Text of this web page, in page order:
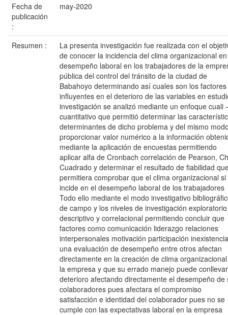
Fecha de
publicación
:
may-2020
Resumen :
La presenta investigación fue realizada con el
de conocer la incidencia del clima organizacional
desempeño laboral en los trabajadores de la
pública del control del tránsito de la ciudad de
Babahoyo determinando así cuales son los factores
influyentes en el deterioro de las variables en
investigación se analizó mediante un enfoque cuali
cuantitativo que permitió determinar las
determinantes de dicho problema y del mismo
proporcionar valor numérico a la información
mediante la aplicación de encuestas permitiendo
aplicar alfa de Cronbach correlación de Pearson,
Cuadrado y determinar el resultado de fiabilidad
permitiera comprobar que el clima organizacional si
incide en el desempeño laboral de los trabajadores
Todo ello mediante el modo investigativo
de campo y los niveles de investigación exploratorio
descriptivo y correlacional permitiendo concluir que
factores como comunicación liderazgo relaciones
interpersonales motivación participación
una evaluación de desempeño entre otros afectan
directamente en la creación de clima
la empresa y que su errado manejo puede
deterioro afectando directamente el desempeño de
colaboradores pues afectara el compromiso
satisfacción e identidad del colaborador pues no se
cumple con las expectativas laboral en la empresa